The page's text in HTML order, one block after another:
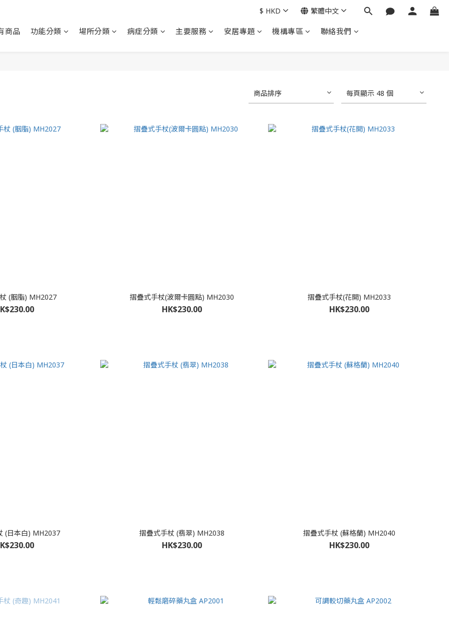
商品 功能分類 場所分類 病症分類 主要服務 安居專題 機構專區 聯絡我們
$ HKD 繁體中文
商品排序 每頁顯示 48 個
(胭脂) MH2027 摺疊式手杖(波爾卡圓點) MH2030
HK$230.00
摺疊式手杖(花開) MH2033
HK$230.00
(日本白) MH2037 摺疊式手杖 (翡翠) MH2038
HK$230.00
摺疊式手杖 (蘇格蘭) MH2040
HK$230.00